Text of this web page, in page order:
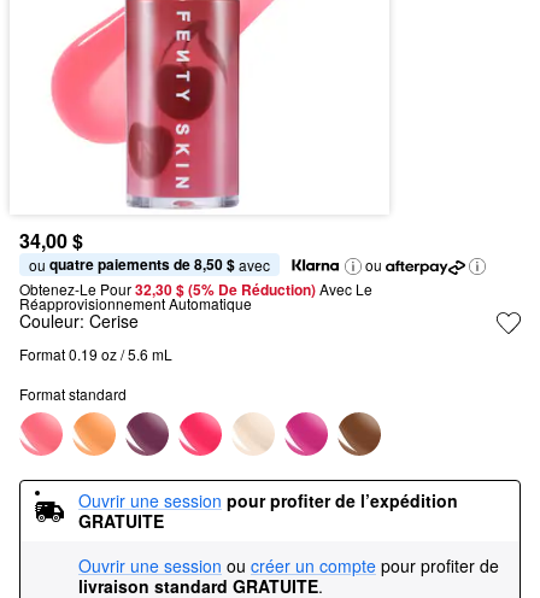
34,00 $
ou quatre paiements de 8,50 $ avec
ou
Obtenez-Le Pour32,30 $ (5% De Réduction) Avec Le
Réapprovisionnement Automatique
Couleur: Cerise
Format 0.19 oz / 5.6 mL
Format standard
Ouvrir une session pour profiter de l’expédition
GRATUITE
Ouvrir une session ou créer un compte pour profiter de
livraison standard GRATUITE.